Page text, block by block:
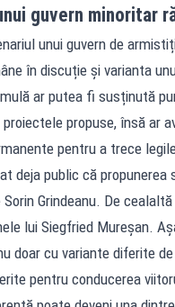
guvern minoritar
unui guvern de
în discuție și varianta
ar putea fi susținută
propuse, însă ar
pentru a trece
deja public că
Grindeanu. De
lui Siegfried Mureșan.
doar cu variante diferite
pentru conducerea